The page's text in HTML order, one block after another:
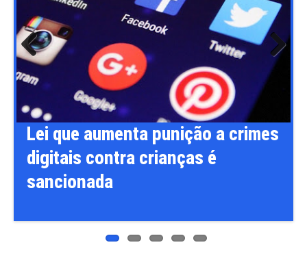
Lei que aumenta punição a crimes
digitais contra crianças é
sancionada
Previ
ous
Next